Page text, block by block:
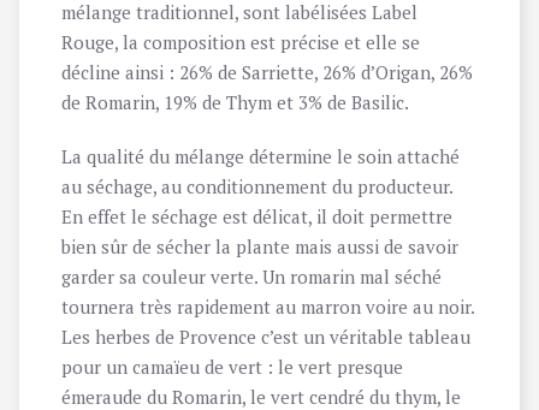
mélange traditionnel, sont labélisées Label
Rouge, la composition est précise et elle se
décline ainsi : 26% de Sarriette, 26% d’Origan, 26%
de Romarin, 19% de Thym et 3% de Basilic.
La qualité du mélange détermine le soin attaché
au séchage, au conditionnement du producteur.
En effet le séchage est délicat, il doit permettre
bien sûr de sécher la plante mais aussi de savoir
garder sa couleur verte. Un romarin mal séché
tournera très rapidement au marron voire au noir.
Les herbes de Provence c’est un véritable tableau
pour un camaïeu de vert : le vert presque
émeraude du Romarin, le vert cendré du thym, le